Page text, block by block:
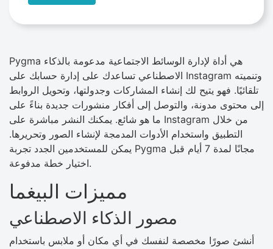
Pygma هي أداة لإدارة الوسائط الاجتماعية مدعومة بالذكاء
الاصطناعي تساعدك على إدارة حسابك على Instagram وتنميته
تلقائيًا. فهو يتيح لك إنشاء المشاركات وجدولتها، وتحويل الروابط
إلى محتوى مدونة، والتوصل إلى أفكار منشورات جديدة بناءً على
ما هو شائع. يمكنك النشر مباشرة على Instagram من خلال
التطبيق واستخدام الأدوات المدمجة لإنشاء الصور وتحريرها.
يمكن للمستخدمين الجدد تجربة Pygma مجانًا لمدة 7 أيام قبل
اختيار خطة مدفوعة.
مميزات البيغما
مصور الذكاء الاصطناعي
أنشئ صورًا مخصصة لنفسك في أي مكان أو ملابس باستخدام